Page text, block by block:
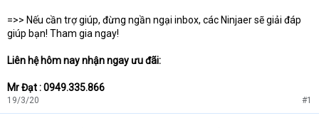
=>> Nếu cần trợ giúp, đừng ngần ngại inbox, các Ninjaer sẽ giải đáp
giúp bạn! Tham gia ngay!
Liên hệ hôm nay nhận ngay ưu đãi:
Mr Đạt : 0949.335.866
19/3/20 #1